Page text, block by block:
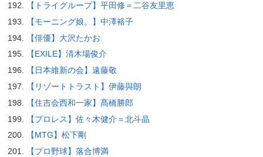
【トライグループ】平田修＝二谷友里恵
【モーニング娘。】中澤裕子
【俳優】大沢たかお
【EXILE】清木場俊介
【日本維新の会】遠藤敬
【リゾートトラスト】伊藤與朗
【住吉会西和一家】髙橋勝郎
【プロレス】佐々木健介＝北斗晶
【MTG】松下剛
【プロ野球】落合博満